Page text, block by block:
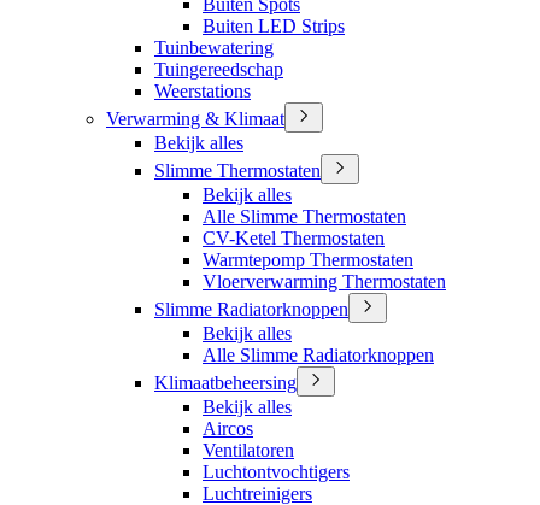
Buiten Spots
Buiten LED Strips
Tuinbewatering
Tuingereedschap
Weerstations
Verwarming & Klimaat
Bekijk alles
Slimme Thermostaten
Bekijk alles
Alle Slimme Thermostaten
CV-Ketel Thermostaten
Warmtepomp Thermostaten
Vloerverwarming Thermostaten
Slimme Radiatorknoppen
Bekijk alles
Alle Slimme Radiatorknoppen
Klimaatbeheersing
Bekijk alles
Aircos
Ventilatoren
Luchtontvochtigers
Luchtreinigers